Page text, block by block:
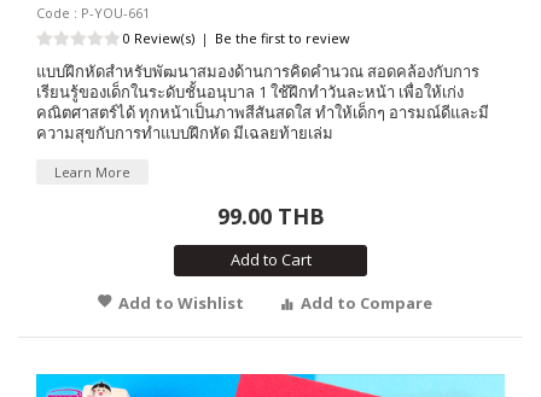
Code : P-YOU-661
0 Review(s) | Be the first to review
แบบฝึกหัดสำหรับพัฒนาสมองด้านการคิดคำนวณ สอดคล้องกับการ
เรียนรู้ของเด็กในระดับชั้นอนุบาล 1 ใช้ฝึกทำวันละหน้า เพื่อให้เก่ง
คณิตศาสตร์ได้ ทุกหน้าเป็นภาพสีสันสดใส ทำให้เด็กๆ อารมณ์ดีและมี
ความสุขกับการทำแบบฝึกหัด มีเฉลยท้ายเล่ม
Learn More
99.00 THB
Add to Cart
Add to Wishlist
Add to Compare